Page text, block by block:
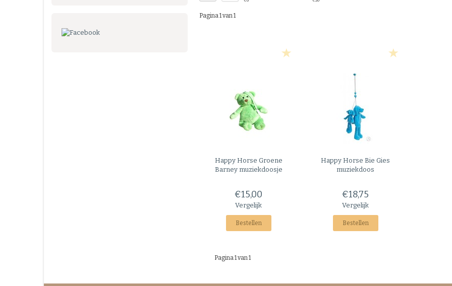
Pagina 1 van 1
Happy Horse Groene
Barney muziekdoosje
€15,00
Vergelijk
Bestellen
Happy Horse Bie Gies
muziekdoos
€18,75
Vergelijk
Bestellen
Pagina 1 van 1